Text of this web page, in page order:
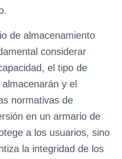
de almacenamiento
considerar
el tipo de
y el
normativas de
en un armario de
a los usuarios, sino
la integridad de los